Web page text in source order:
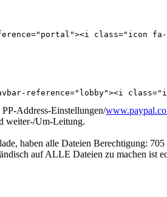
reference="lobby"><i
Address-Einstellungen/
weiter-/Um-Leitung.
haben alle Dateien Berechtigung: 705
auf ALLE Dateien zu machen ist